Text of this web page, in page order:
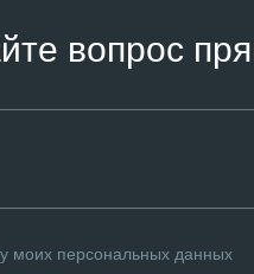
вопрос
моих персональных данных